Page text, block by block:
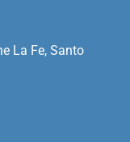
La Fe, Santo